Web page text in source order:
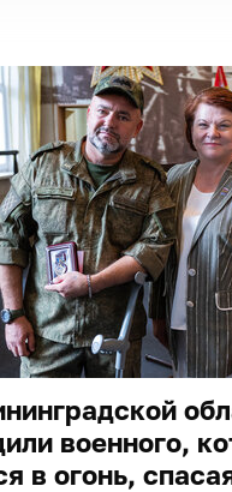
военного,
в огонь,